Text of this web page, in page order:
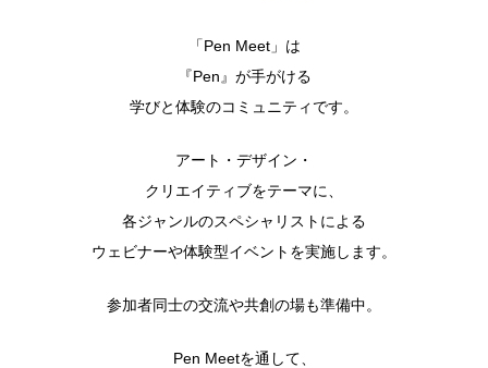
「Pen Meet」は
『Pen』が手がける
学びと体験のコミュニティです。
アート・デザイン・
クリエイティブをテーマに、
各ジャンルのスペシャリストによる
ウェビナーや体験型イベントを実施します。
参加者同士の交流や共創の場も準備中。
Pen Meetを通して、